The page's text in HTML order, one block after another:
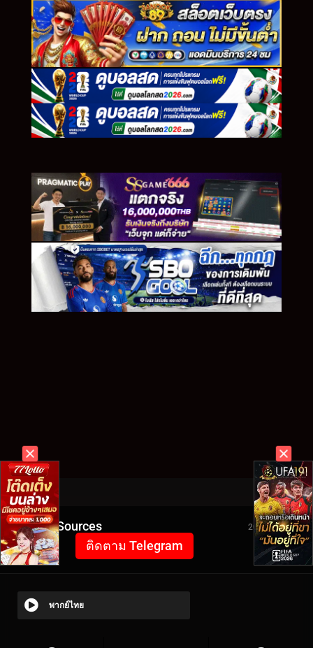
Video Sources 2095 Views
ติดตาม Telegram
พากย์ไทย